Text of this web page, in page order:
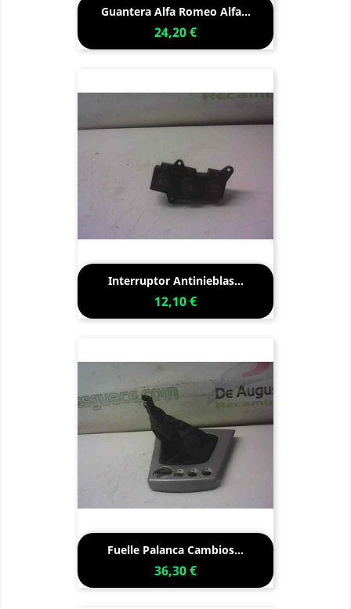
Guantera Alfa Romeo Alfa...
24,20 €
Interruptor Antinieblas...
12,10 €
Fuelle Palanca Cambios...
36,30 €